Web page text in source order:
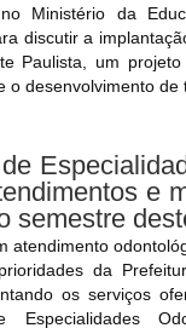
Ministério da
discutir a
Paulista, um
o desenvolvimento
e
semestre
atendimento
da
os serviços
Especialidades